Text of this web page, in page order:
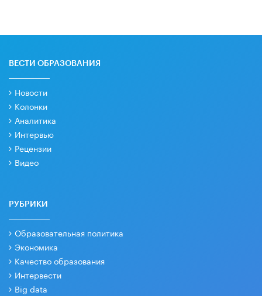
ВЕСТИ ОБРАЗОВАНИЯ
Новости
Колонки
Аналитика
Интервью
Рецензии
Видео
РУБРИКИ
Образовательная политика
Экономика
Качество образования
Интервести
Big data